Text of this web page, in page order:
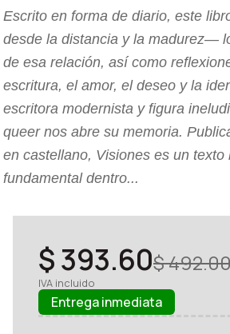
Escrito en forma de diario, este
desde la distancia y la madurez—
de esa relación, así como
escritura, el amor, el deseo y la
escritora modernista y figura
queer nos abre su memoria.
en castellano, Visiones es un texto
fundamental dentro...
$
$ 393.60
IVA incluido
Entrega inmediata